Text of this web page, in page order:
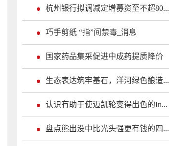
杭州银行拟调减定增募资至不超80...
巧手剪纸 “指”间禁毒_消息
国家药品集采促进中成药提质降价
生态表达筑牢基石，洋河绿色酿造...
认识有助于使迈凯轮变得出色的In...
盘点熊出没中比光头强更有钱的四...